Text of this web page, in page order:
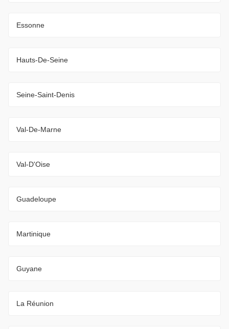
Essonne
Hauts-De-Seine
Seine-Saint-Denis
Val-De-Marne
Val-D'Oise
Guadeloupe
Martinique
Guyane
La Réunion